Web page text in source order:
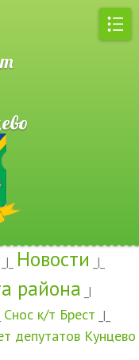
_|_ Новости _|_
района _|
Снос к/т Брест _|_
депутатов Кунцево